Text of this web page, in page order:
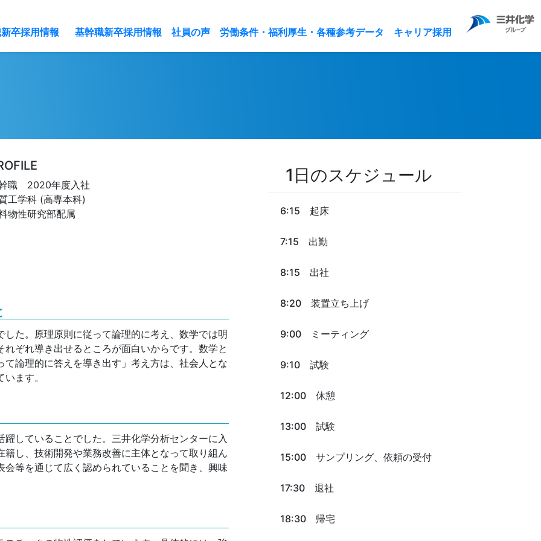
卒採用情報 (current)
基幹職新卒採用情報 (current)
社員の声(current)
労働条件・福利厚生・各種参考データ (current)
キャリア採用 (current)
職 2020年度入社
工学科 (高専本科)
物性研究部配属
た。原理原則に従って論理的に考え、数学では明
ぞれ導き出せるところが面白いからです。数学と
論理的に答えを導き出す」考え方は、社会人とな
ます。
していることでした。三井化学分析センターに入
し、技術開発や業務改善に主体となって取り組ん
等を通じて広く認められていることを聞き、興味
1日のスケジュール
6:15 起床
7:15 出勤
8:15 出社
8:20 装置立ち上げ
9:00 ミーティング
9:10 試験
12:00 休憩
13:00 試験
15:00 サンプリング、依頼の受付
17:30 退社
18:30 帰宅